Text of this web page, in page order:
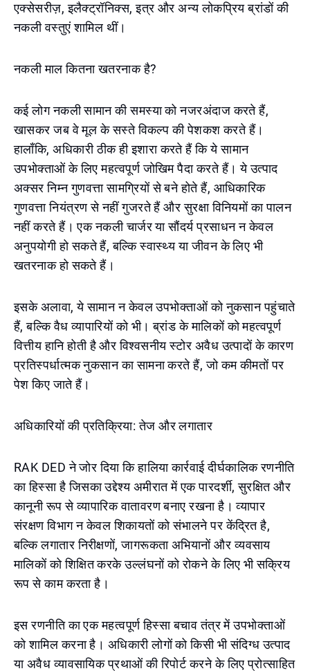
एक्सेसरीज़, इलैक्ट्रॉनिक्स, इत्र और अन्य लोकप्रिय ब्रांडों की
नकली वस्तुएं शामिल थीं।
नकली माल कितना खतरनाक है?
कई लोग नकली सामान की समस्या को नजरअंदाज करते हैं,
खासकर जब वे मूल के सस्ते विकल्प की पेशकश करते हैं।
हालाँकि, अधिकारी ठीक ही इशारा करते हैं कि ये सामान
उपभोक्ताओं के लिए महत्वपूर्ण जोखिम पैदा करते हैं। ये उत्पाद
अक्सर निम्न गुणवत्ता सामग्रियों से बने होते हैं, आधिकारिक
गुणवत्ता नियंत्रण से नहीं गुजरते हैं और सुरक्षा विनियमों का पालन
नहीं करते हैं। एक नकली चार्जर या सौंदर्य प्रसाधन न केवल
अनुपयोगी हो सकते हैं, बल्कि स्वास्थ्य या जीवन के लिए भी
खतरनाक हो सकते हैं।
इसके अलावा, ये सामान न केवल उपभोक्ताओं को नुकसान पहुंचाते
हैं, बल्कि वैध व्यापारियों को भी। ब्रांड के मालिकों को महत्वपूर्ण
वित्तीय हानि होती है और विश्वसनीय स्टोर अवैध उत्पादों के कारण
प्रतिस्पर्धात्मक नुकसान का सामना करते हैं, जो कम कीमतों पर
पेश किए जाते हैं।
अधिकारियों की प्रतिक्रिया: तेज और लगातार
RAK DED ने जोर दिया कि हालिया कार्रवाई दीर्घकालिक रणनीति
का हिस्सा है जिसका उद्देश्य अमीरात में एक पारदर्शी, सुरक्षित और
कानूनी रूप से व्यापारिक वातावरण बनाए रखना है। व्यापार
संरक्षण विभाग न केवल शिकायतों को संभालने पर केंद्रित है,
बल्कि लगातार निरीक्षणों, जागरूकता अभियानों और व्यवसाय
मालिकों को शिक्षित करके उल्लंघनों को रोकने के लिए भी सक्रिय
रूप से काम करता है।
इस रणनीति का एक महत्वपूर्ण हिस्सा बचाव तंत्र में उपभोक्ताओं
को शामिल करना है। अधिकारी लोगों को किसी भी संदिग्ध उत्पाद
या अवैध व्यावसायिक प्रथाओं की रिपोर्ट करने के लिए प्रोत्साहित